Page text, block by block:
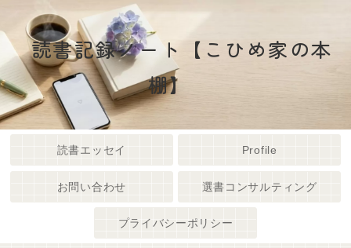
読書記録ノート【こひめ家の本
棚】
読書エッセイ Profile
お問い合わせ 選書コンサルティング
プライバシーポリシー